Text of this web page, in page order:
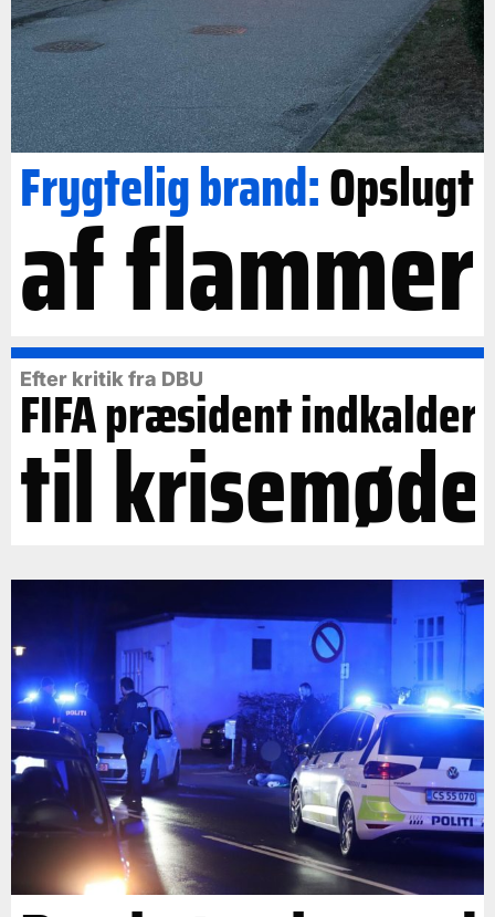
Frygtelig brand:Opslugt
af flammer
Efter kritik fra DBU
FIFA præsident indkalder
til krisemøde